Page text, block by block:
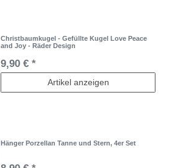
Christbaumkugel - Gefüllte Kugel Love Peace
and Joy - Räder Design
9,90 € *
Artikel anzeigen
Hänger Porzellan Tanne und Stern, 4er Set